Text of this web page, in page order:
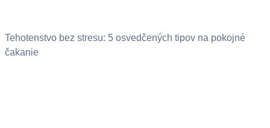
Tehotenstvo bez stresu: 5 osvedčených tipov na pokojné
čakanie